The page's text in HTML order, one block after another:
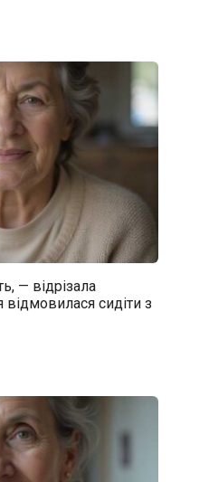
— відрізала
відмовилася сидіти з